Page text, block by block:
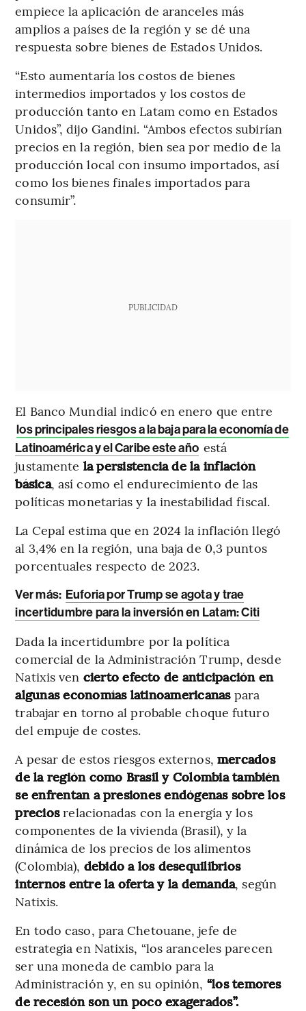
empiece la aplicación de aranceles más
amplios a países de la región y se dé una
respuesta sobre bienes de Estados Unidos.
“Esto aumentaría los costos de bienes
intermedios importados y los costos de
producción tanto en Latam como en Estados
Unidos”, dijo Gandini. “Ambos efectos subirían
precios en la región, bien sea por medio de la
producción local con insumo importados, así
como los bienes finales importados para
consumir”.
PUBLICIDAD
El Banco Mundial indicó en enero que entre
los principales riesgos a la baja para la economía de
Latinoamérica y el Caribe este año está
justamente la persistencia de la inflación
básica, así como el endurecimiento de las
políticas monetarias y la inestabilidad fiscal.
La Cepal estima que en 2024 la inflación llegó
al 3,4% en la región, una baja de 0,3 puntos
porcentuales respecto de 2023.
Ver más: Euforia por Trump se agota y trae
incertidumbre para la inversión en Latam: Citi
Dada la incertidumbre por la política
comercial de la Administración Trump, desde
Natixis ven cierto efecto de anticipación en
algunas economías latinoamericanaspara
trabajar en torno al probable choque futuro
del empuje de costes.
A pesar de estos riesgos externos, mercados
de la región como Brasil y Colombia también
se enfrentan a presiones endógenas sobre los
preciosrelacionadas con la energía y los
componentes de la vivienda (Brasil), y la
dinámica de los precios de los alimentos
(Colombia), debido a los desequilibrios
internos entre la oferta y la demanda, según
Natixis.
En todo caso, para Chetouane, jefe de
estrategia en Natixis, “los aranceles parecen
ser una moneda de cambio para la
Administración y, en su opinión, “los temores
de recesión son un poco exagerados”.